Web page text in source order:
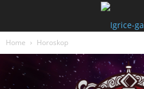
Home Horoskop